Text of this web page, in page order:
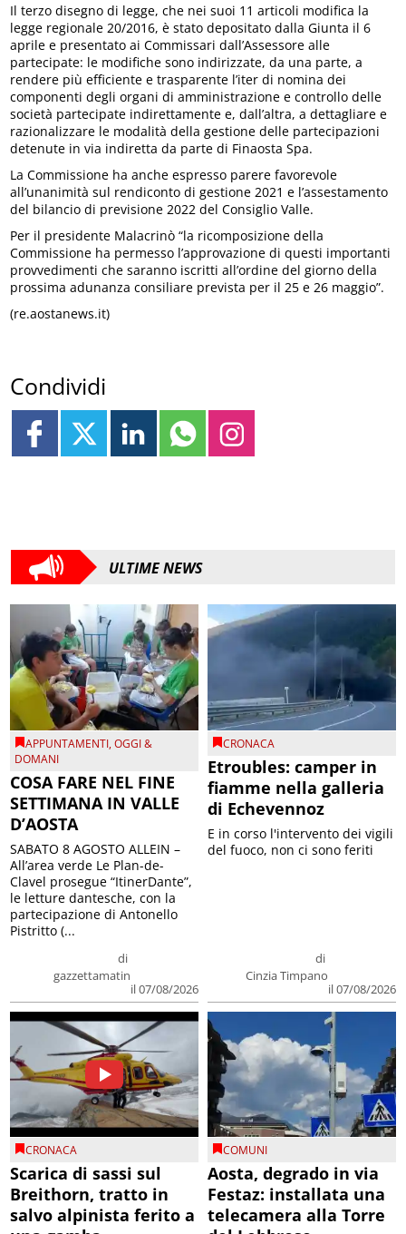
Il terzo disegno di legge, che nei suoi 11 articoli modifica la
legge regionale 20/2016, è stato depositato dalla Giunta il 6
aprile e presentato ai Commissari dall’Assessore alle
partecipate: le modifiche sono indirizzate, da una parte, a
rendere più efficiente e trasparente l’iter di nomina dei
componenti degli organi di amministrazione e controllo delle
società partecipate indirettamente e, dall’altra, a dettagliare e
razionalizzare le modalità della gestione delle partecipazioni
detenute in via indiretta da parte di Finaosta Spa.
La Commissione ha anche espresso parere favorevole
all’unanimità sul rendiconto di gestione 2021 e l’assestamento
del bilancio di previsione 2022 del Consiglio Valle.
Per il presidente Malacrinò “la ricomposizione della
Commissione ha permesso l’approvazione di questi importanti
provvedimenti che saranno iscritti all’ordine del giorno della
prossima adunanza consiliare prevista per il 25 e 26 maggio”.
(re.aostanews.it)
Condividi
ULTIME NEWS
APPUNTAMENTI,OGGI &
DOMANI
COSA FARE NEL FINE
SETTIMANA IN VALLE
D’AOSTA
di
gazzettamatin
il 07/08/2026
SABATO 8 AGOSTO ALLEIN –
All’area verde Le Plan-de-
Clavel prosegue “ItinerDante”,
le letture dantesche, con la
partecipazione di Antonello
Pistritto (...
CRONACA
Etroubles: camper in
fiamme nella galleria
di Echevennoz
di
Cinzia Timpano
il 07/08/2026
E in corso l'intervento dei vigili
del fuoco, non ci sono feriti
CRONACA
Scarica di sassi sul
Breithorn, tratto in
salvo alpinista ferito a
COMUNI
Aosta, degrado in via
Festaz: installata una
telecamera alla Torre